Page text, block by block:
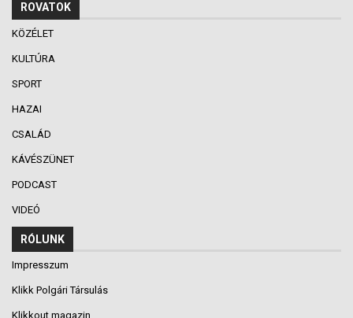
ROVATOK
KÖZÉLET
KULTÚRA
SPORT
HAZAI
CSALÁD
KÁVÉSZÜNET
PODCAST
VIDEÓ
RÓLUNK
Impresszum
Klikk Polgári Társulás
Klikkout magazin